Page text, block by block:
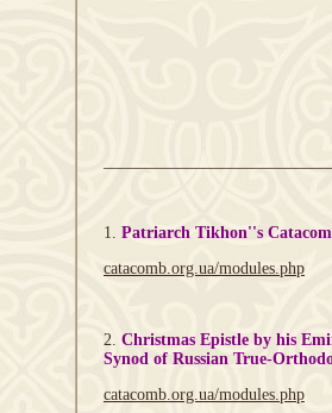
1. Patriarch Tikhon''s
catacomb.org.ua/modules.php
2. Christmas Epistle by his
Synod of Russian True-
catacomb.org.ua/modules.php